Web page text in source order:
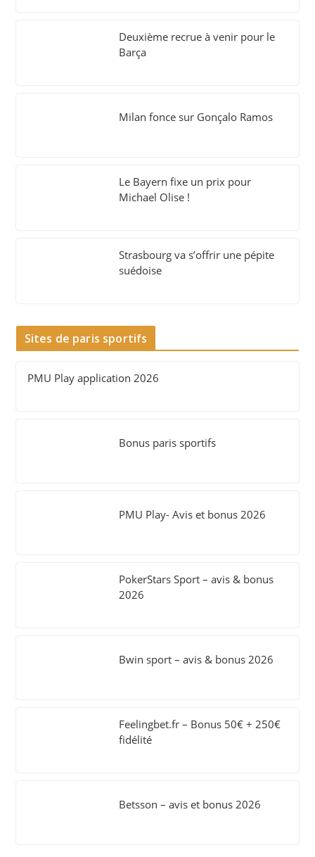
Deuxième recrue à venir pour le
Barça
Milan fonce sur Gonçalo Ramos
Le Bayern fixe un prix pour
Michael Olise !
Strasbourg va s’offrir une pépite
suédoise
Sites de paris sportifs
PMU Play application 2026
Bonus paris sportifs
PMU Play- Avis et bonus 2026
PokerStars Sport – avis & bonus
2026
Bwin sport – avis & bonus 2026
Feelingbet.fr – Bonus 50€ + 250€
fidélité
Betsson – avis et bonus 2026